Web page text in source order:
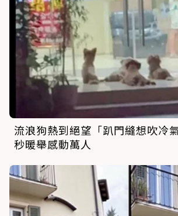
流浪狗熱到絕望「趴門縫想吹冷
秒暖舉感動萬人